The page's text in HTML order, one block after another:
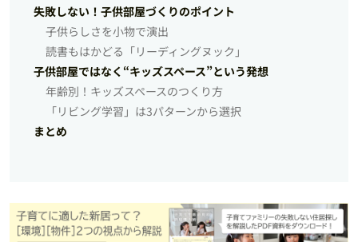
失敗しない！子供部屋づくりのポイント
子供らしさを小物で演出
読書もはかどる「リーディングヌック」
子供部屋ではなく“キッズスペース”という発想
年齢別！キッズスペースのつくり方
「リビング学習」は3パターンから選択
まとめ